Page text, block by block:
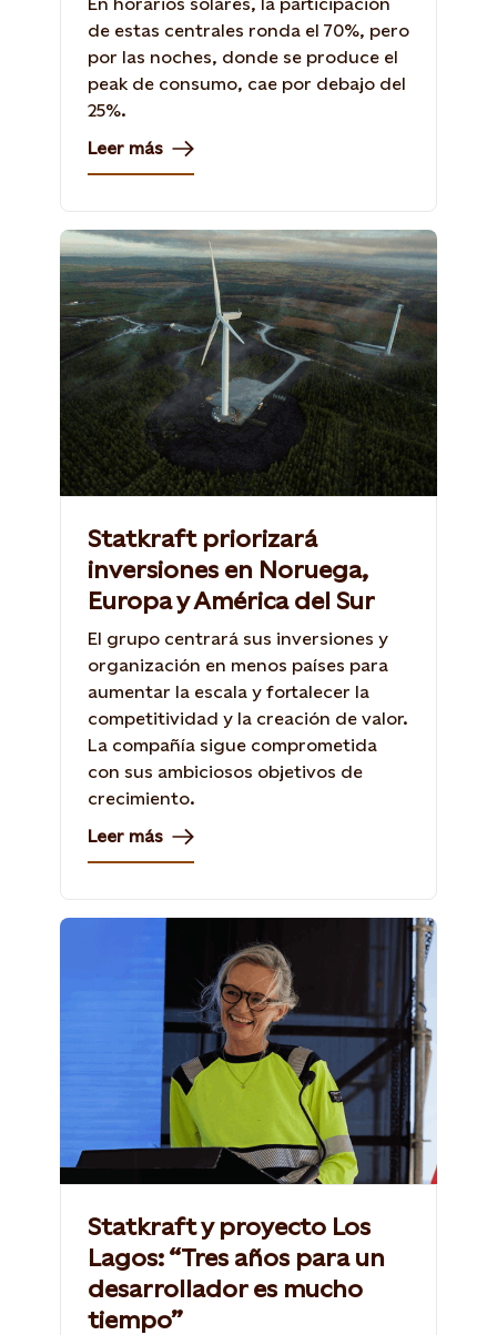
de estas centrales ronda el 70%, pero
por las noches, donde se produce el
peak de consumo, cae por debajo del
25%.
Leer más
Statkraft priorizará
inversiones en Noruega,
Europa y América del Sur
El grupo centrará sus inversiones y
organización en menos países para
aumentar la escala y fortalecer la
competitividad y la creación de valor.
La compañía sigue comprometida
con sus ambiciosos objetivos de
crecimiento.
Leer más
Statkraft y proyecto Los
Lagos: “Tres años para un
desarrollador es mucho
tiempo”